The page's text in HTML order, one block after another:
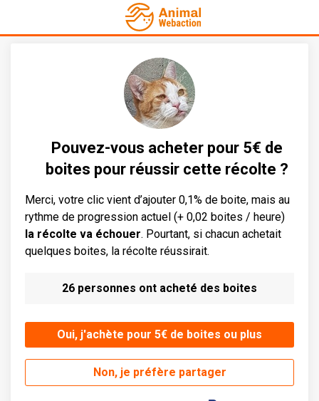
Pouvez-vous acheter pour 5€ de
boites pour réussir cette récolte ?
Merci, votre clic vient d’ajouter 0,1% de boite, mais au
rythme de progression actuel (+ 0,02 boites / heure)
la récolte va échouer. Pourtant, si chacun achetait
quelques boites, la récolte réussirait.
26 personnes ont acheté des boites
Oui, j'achète pour 5€ de boites ou plus
Non, je préfère partager